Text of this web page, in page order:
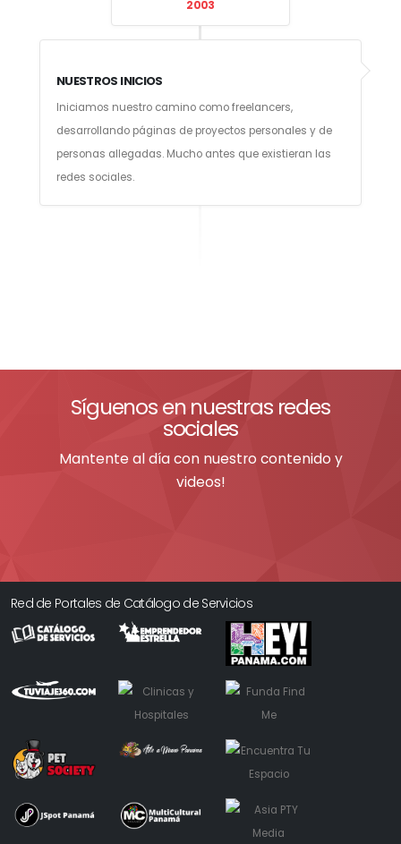
2003
NUESTROS INICIOS
Iniciamos nuestro camino como freelancers,
desarrollando páginas de proyectos personales y de
personas allegadas. Mucho antes que existieran las
redes sociales.
Síguenos en nuestras redes
sociales
Mantente al día con nuestro contenido y
videos!
Red de Portales de Catálogo de Servicios